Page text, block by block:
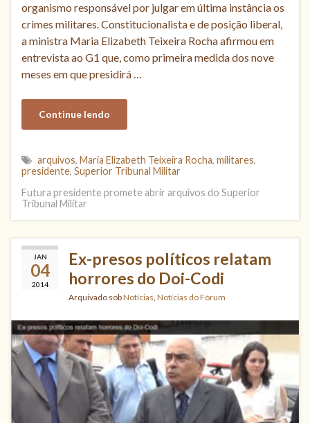
organismo responsável por julgar em última instância os
crimes militares. Constitucionalista e de posição liberal,
a ministra Maria Elizabeth Teixeira Rocha afirmou em
entrevista ao G1 que, como primeira medida dos nove
meses em que presidirá …
Continue lendo
arquivos, Maria Elizabeth Teixeira Rocha, militares,
presidente, Superior Tribunal Militar
Futura presidente promete abrir arquivos do Superior
Tribunal Militar
JAN
04
2014
Ex-presos políticos relatam
horrores do Doi-Codi
Arquivado sobNotícias, Notícias do Fórum